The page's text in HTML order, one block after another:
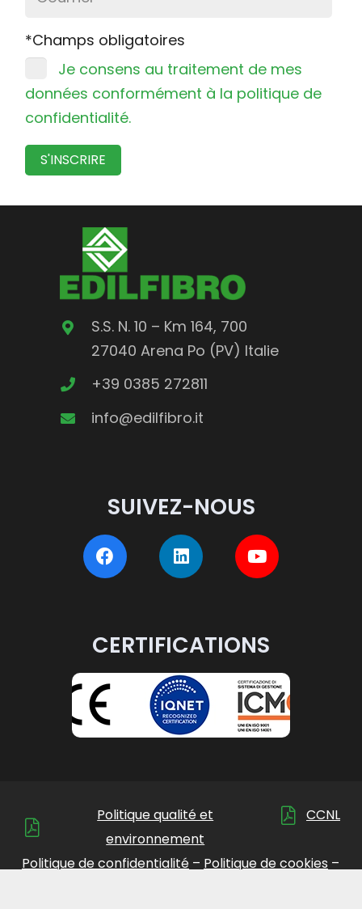
*Champs obligatoires
Je consens au traitement de mes
données conformément à la politique de
confidentialité.
S.S. N. 10 – Km 164, 700
27040 Arena Po (PV) Italie
+39 0385 272811
info@edilfibro.it
SUIVEZ-NOUS
CERTIFICATIONS
Politique qualité et
environnement
CCNL
Politique de confidentialité – Politique de cookies –